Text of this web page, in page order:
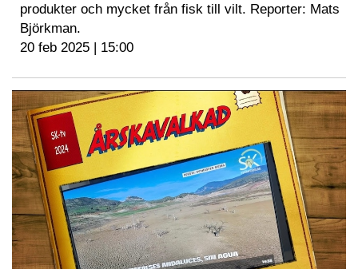
produkter och mycket från fisk till vilt. Reporter: Mats
Björkman.
20 feb 2025 | 15:00